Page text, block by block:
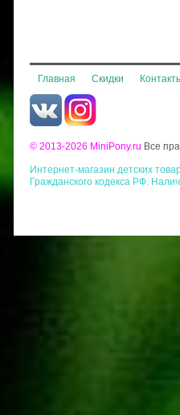
Главная Скидки
© 2013-2026 MiniPony.ru Все
Интернет-магазин детских
Гражданского кодекса РФ.